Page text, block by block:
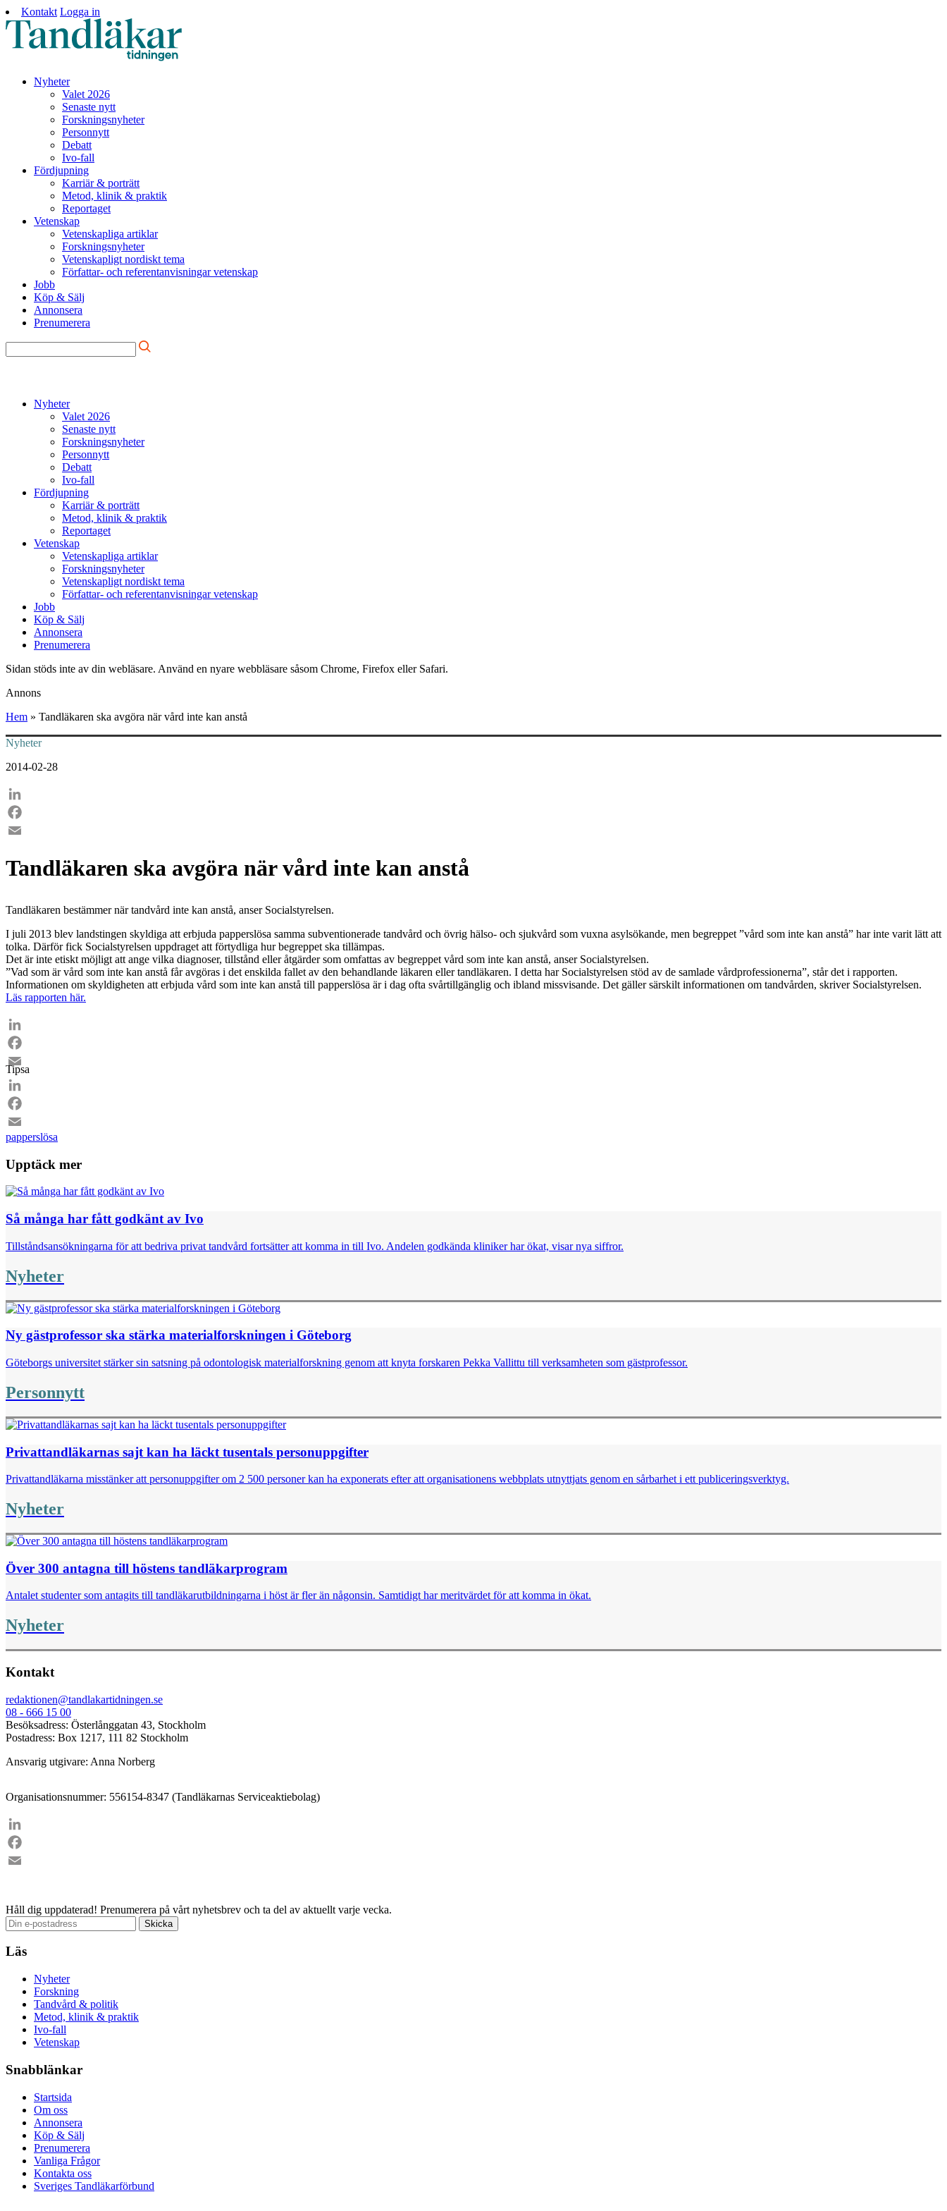
Kontakt Logga in
Nyheter
Valet 2026
Senaste nytt
Forskningsnyheter
Personnytt
Debatt
Ivo-fall
Fördjupning
Karriär & porträtt
Metod, klinik & praktik
Reportaget
Vetenskap
Vetenskapliga artiklar
Forskningsnyheter
Vetenskapligt nordiskt tema
Författar- och referentanvisningar vetenskap
Jobb
Köp & Sälj
Annonsera
Prenumerera
Nyheter
Valet 2026
Senaste nytt
Forskningsnyheter
Personnytt
Debatt
Ivo-fall
Fördjupning
Karriär & porträtt
Metod, klinik & praktik
Reportaget
Vetenskap
Vetenskapliga artiklar
Forskningsnyheter
Vetenskapligt nordiskt tema
Författar- och referentanvisningar vetenskap
Jobb
Köp & Sälj
Annonsera
Prenumerera
Sidan stöds inte av din webläsare. Använd en nyare webbläsare såsom Chrome, Firefox eller Safari.
Annons
Hem » Tandläkaren ska avgöra när vård inte kan anstå
Nyheter
2014-02-28
LinkedIn
Facebook
Tandläkaren ska avgöra när vård inte kan anstå
Tandläkaren bestämmer när tandvård inte kan anstå, anser Socialstyrelsen.
I juli 2013 blev landstingen skyldiga att erbjuda papperslösa samma subventionerade tandvård och övrig hälso- och sjukvård som vuxna asylsökande, men begreppet ”vård som inte kan anstå” har inte varit lätt att
tolka. Därför fick Socialstyrelsen uppdraget att förtydliga hur begreppet ska tillämpas.
Det är inte etiskt möjligt att ange vilka diagnoser, tillstånd eller åtgärder som omfattas av begreppet vård som inte kan anstå, anser Socialstyrelsen.
”Vad som är vård som inte kan anstå får avgöras i det enskilda fallet av den behandlande läkaren eller tandläkaren. I detta har Socialstyrelsen stöd av de samlade vårdprofessionerna”, står det i rapporten.
Informationen om skyldigheten att erbjuda vård som inte kan anstå till papperslösa är i dag ofta svårtillgänglig och ibland missvisande. Det gäller särskilt informationen om tandvården, skriver Socialstyrelsen.
Läs rapporten här.
LinkedIn
Facebook
Email
Tipsa
LinkedIn
Facebook
Email
papperslösa
Upptäck mer
Så många har fått godkänt av Ivo
Tillståndsansökningarna för att bedriva privat tandvård fortsätter att komma in till Ivo. Andelen godkända kliniker har ökat, visar nya siffror.
Nyheter
Ny gästprofessor ska stärka materialforskningen i Göteborg
Göteborgs universitet stärker sin satsning på odontologisk materialforskning genom att knyta forskaren Pekka Vallittu till verksamheten som gästprofessor.
Personnytt
Privattandläkarnas sajt kan ha läckt tusentals personuppgifter
Privattandläkarna misstänker att personuppgifter om 2 500 personer kan ha exponerats efter att organisationens webbplats utnyttjats genom en sårbarhet i ett publiceringsverktyg.
Nyheter
Över 300 antagna till höstens tandläkarprogram
Antalet studenter som antagits till tandläkarutbildningarna i höst är fler än någonsin. Samtidigt har meritvärdet för att komma in ökat.
Nyheter
Kontakt
redaktionen@tandlakartidningen.se
08 - 666 15 00
Besöksadress: Österlånggatan 43, Stockholm
Postadress: Box 1217, 111 82 Stockholm
Ansvarig utgivare: Anna Norberg
Organisationsnummer: 556154-8347 (Tandläkarnas Serviceaktiebolag)
LinkedIn
Facebook
Håll dig uppdaterad! Prenumerera på vårt nyhetsbrev och ta del av aktuellt varje vecka.
Läs
Nyheter
Forskning
Tandvård & politik
Metod, klinik & praktik
Ivo-fall
Vetenskap
Snabblänkar
Startsida
Om oss
Annonsera
Köp & Sälj
Prenumerera
Vanliga Frågor
Kontakta oss
Sveriges Tandläkarförbund